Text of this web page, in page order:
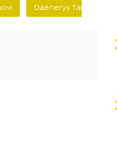
Daenerys Targaryen